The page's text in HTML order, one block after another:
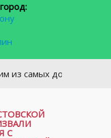
дорогих в мире
С